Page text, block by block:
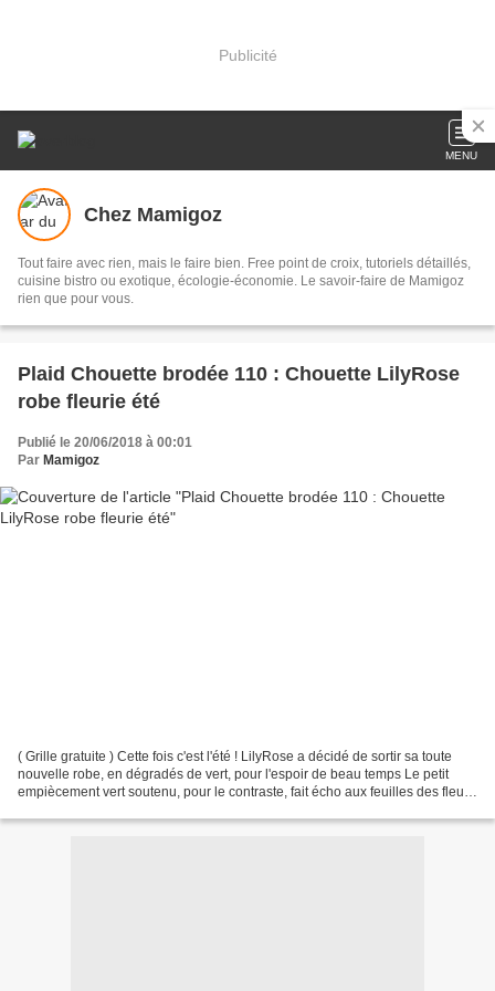
Publicité
MENU
Chez Mamigoz
Tout faire avec rien, mais le faire bien. Free point de croix, tutoriels détaillés,
cuisine bistro ou exotique, écologie-économie. Le savoir-faire de Mamigoz
rien que pour vous.
Plaid Chouette brodée 110 : Chouette LilyRose
robe fleurie été
Publié le 20/06/2018 à 00:01
Par Mamigoz
( Grille gratuite ) Cette fois c'est l'été ! LilyRose a décidé de sortir sa toute
nouvelle robe, en dégradés de vert, pour l'espoir de beau temps Le petit
empiècement vert soutenu, pour le contraste, fait écho aux feuilles des fleurs